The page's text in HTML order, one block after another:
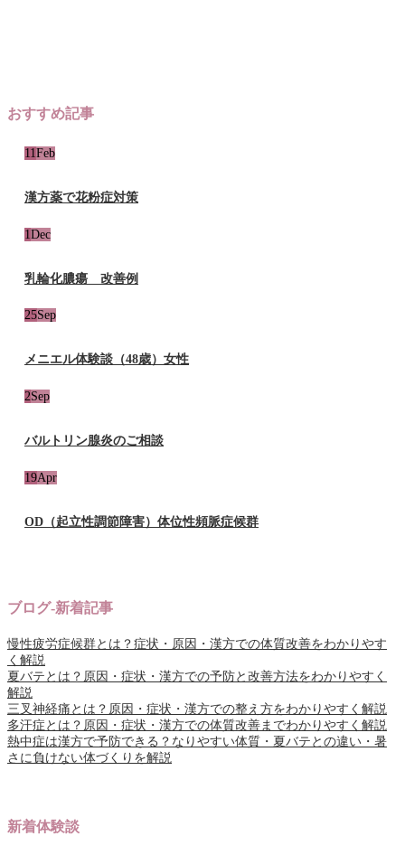
おすすめ記事
11Feb
漢方薬で花粉症対策
1Dec
乳輪化膿瘍 改善例
25Sep
メニエル体験談（48歳）女性
2Sep
バルトリン腺炎のご相談
19Apr
OD（起立性調節障害）体位性頻脈症候群
ブログ-新着記事
慢性疲労症候群とは？症状・原因・漢方での体質改善をわかりやす
く解説
夏バテとは？原因・症状・漢方での予防と改善方法をわかりやすく
解説
三叉神経痛とは？原因・症状・漢方での整え方をわかりやすく解説
多汗症とは？原因・症状・漢方での体質改善までわかりやすく解説
熱中症は漢方で予防できる？なりやすい体質・夏バテとの違い・暑
さに負けない体づくりを解説
新着体験談